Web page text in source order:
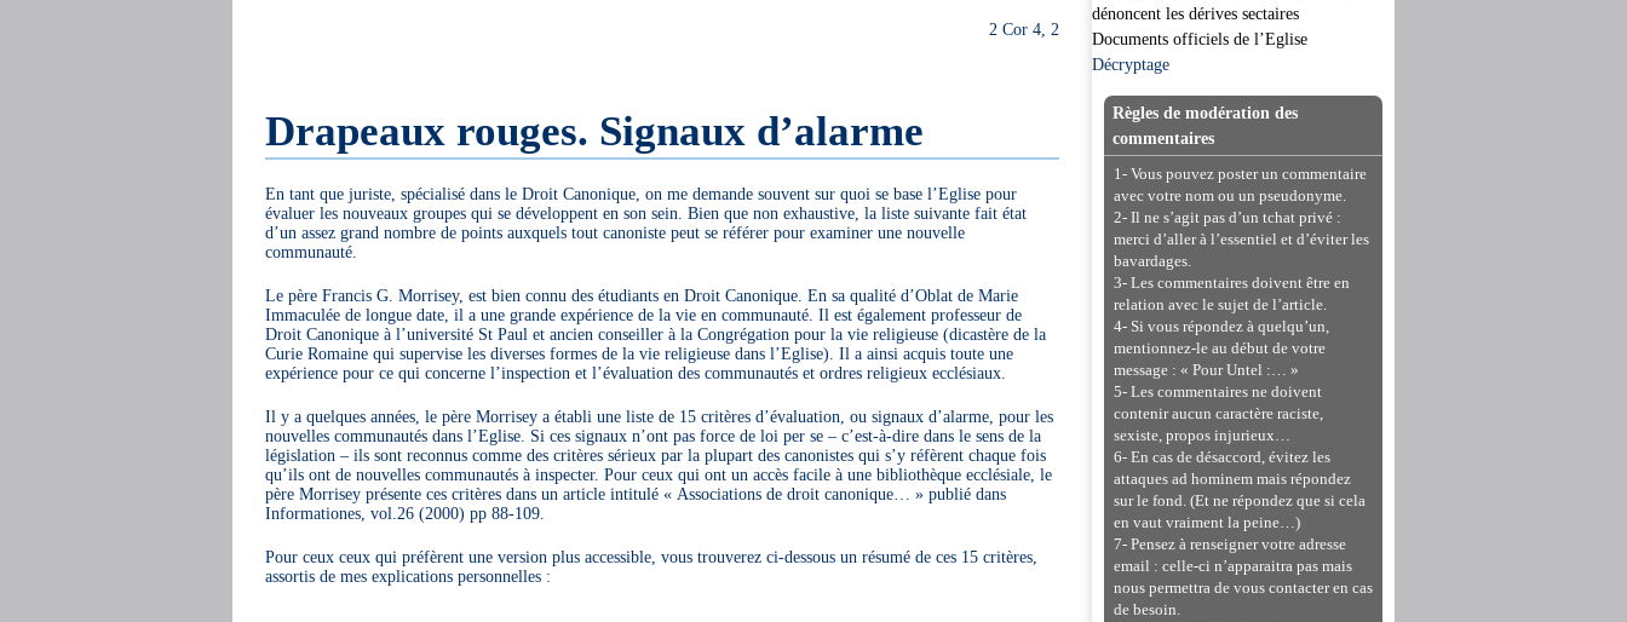
2 Cor 4, 2
Drapeaux rouges. Signaux d’alarme
En tant que juriste, spécialisé dans le Droit Canonique, on me demande souvent sur quoi se base l’Eglise pour
évaluer les nouveaux groupes qui se développent en son sein. Bien que non exhaustive, la liste suivante fait état
d’un assez grand nombre de points auxquels tout canoniste peut se référer pour examiner une nouvelle
communauté.
Le père Francis G. Morrisey, est bien connu des étudiants en Droit Canonique. En sa qualité d’Oblat de Marie
Immaculée de longue date, il a une grande expérience de la vie en communauté. Il est également professeur de
Droit Canonique à l’université St Paul et ancien conseiller à la Congrégation pour la vie religieuse (dicastère de la
Curie Romaine qui supervise les diverses formes de la vie religieuse dans l’Eglise). Il a ainsi acquis toute une
expérience pour ce qui concerne l’inspection et l’évaluation des communautés et ordres religieux ecclésiaux.
Il y a quelques années, le père Morrisey a établi une liste de 15 critères d’évaluation, ou signaux d’alarme, pour les
nouvelles communautés dans l’Eglise. Si ces signaux n’ont pas force de loi per se – c’est-à-dire dans le sens de la
législation – ils sont reconnus comme des critères sérieux par la plupart des canonistes qui s’y réfèrent chaque fois
qu’ils ont de nouvelles communautés à inspecter. Pour ceux qui ont un accès facile à une bibliothèque ecclésiale, le
père Morrisey présente ces critères dans un article intitulé « Associations de droit canonique… » publié dans
Informationes, vol.26 (2000) pp 88-109.
Pour ceux ceux qui préfèrent une version plus accessible, vous trouverez ci-dessous un résumé de ces 15 critères,
assortis de mes explications personnelles :
dénoncent les dérives sectaires
Documents officiels de l’Eglise
Décryptage
Règles de modération des
commentaires
1- Vous pouvez poster un commentaire
avec votre nom ou un pseudonyme.
2- Il ne s’agit pas d’un tchat privé :
merci d’aller à l’essentiel et d’éviter les
bavardages.
3- Les commentaires doivent être en
relation avec le sujet de l’article.
4- Si vous répondez à quelqu’un,
mentionnez-le au début de votre
message : « Pour Untel :… »
5- Les commentaires ne doivent
contenir aucun caractère raciste,
sexiste, propos injurieux…
6- En cas de désaccord, évitez les
attaques ad hominem mais répondez
sur le fond. (Et ne répondez que si cela
en vaut vraiment la peine…)
7- Pensez à renseigner votre adresse
email : celle-ci n’apparaitra pas mais
nous permettra de vous contacter en cas
de besoin.